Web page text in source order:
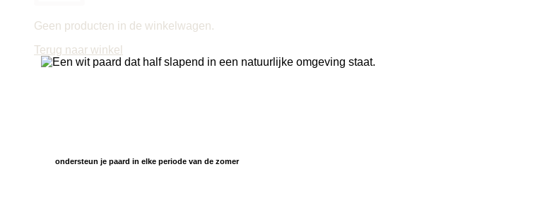
Geen producten in de winkelwagen.
Terug naar winkel
ondersteun je paard in elke periode van de zomer